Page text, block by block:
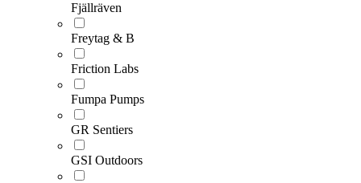
Fjällräven
Freytag & B
Friction Labs
Fumpa Pumps
GR Sentiers
GSI Outdoors